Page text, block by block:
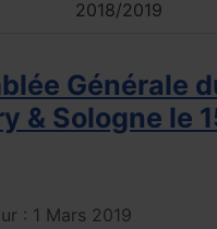
2018/2019
Générale
& Sologne le
: 1 Mars 2019